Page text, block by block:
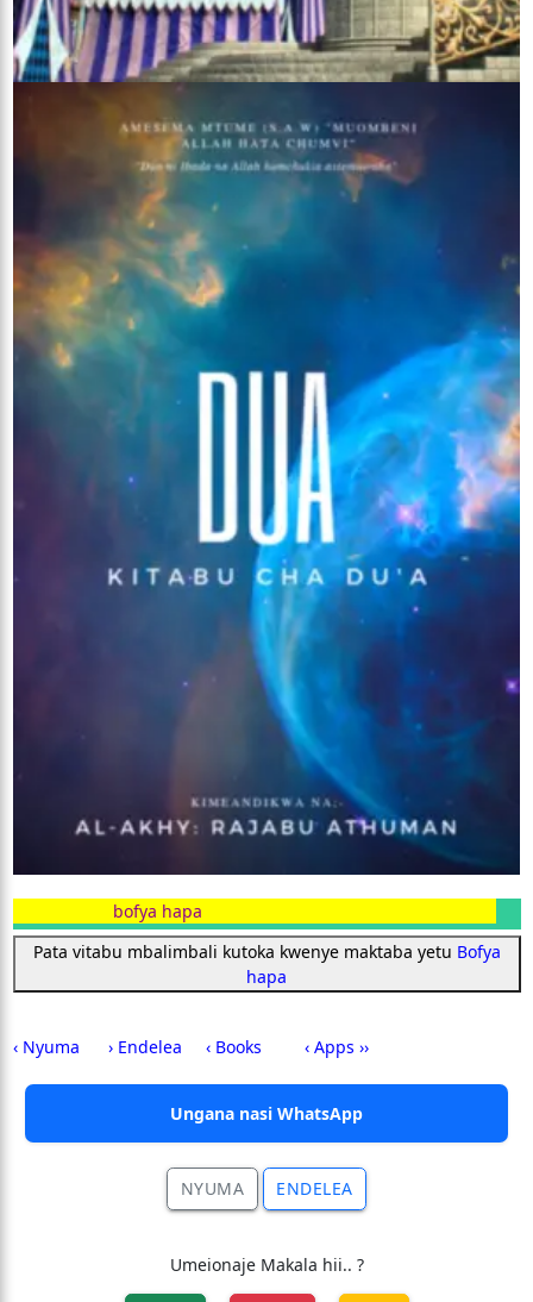
Pata vitabu mbalimbali kutoka kwenye maktaba yetu Bofya
hapa
‹ Nyuma › Endelea ‹ Books ‹ Apps ››
Ungana nasi WhatsApp
NYUMA ENDELEA
Umeionaje Makala hii.. ?